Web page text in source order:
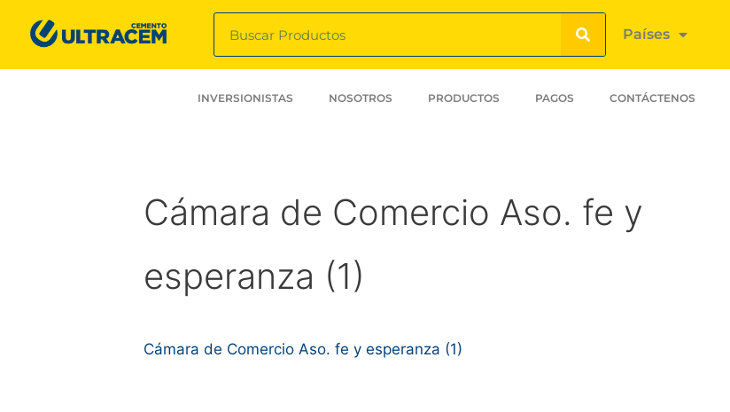
Países
INVERSIONISTAS NOSOTROS PRODUCTOS PAGOS CONTÁCTENOS
Cámara de Comercio Aso. fe y
esperanza (1)
Cámara de Comercio Aso. fe y esperanza (1)